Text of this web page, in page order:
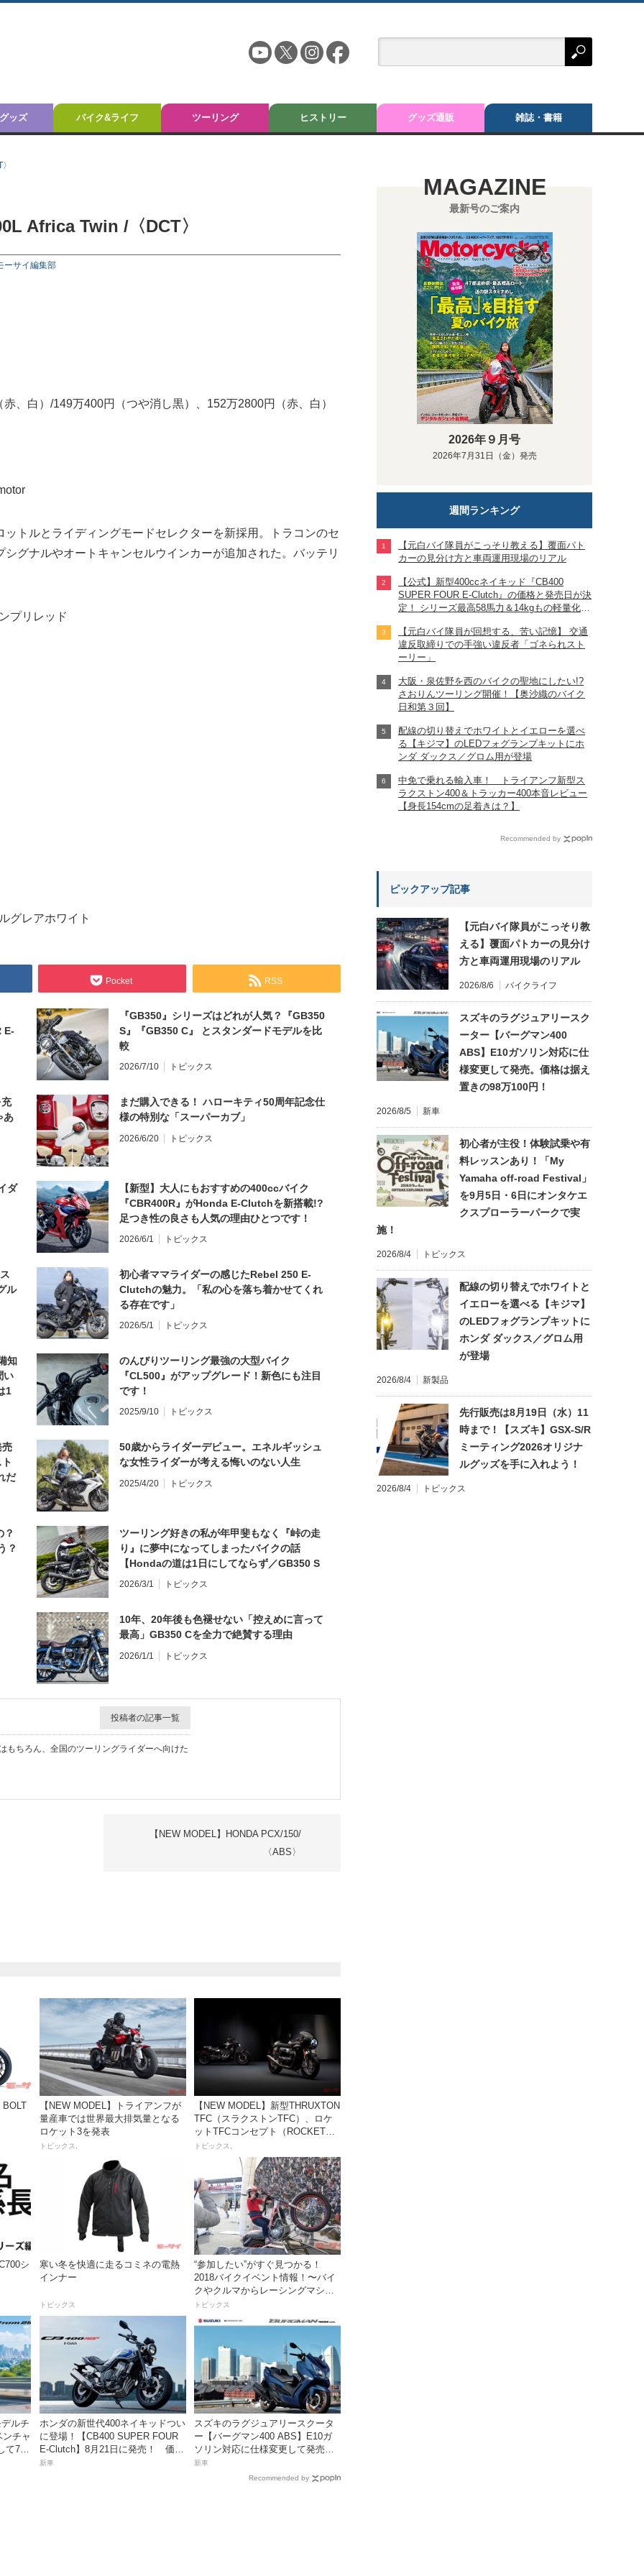
ッズ バイク&ライフ ツーリング ヒストリー グッズ通販 雑誌・書籍
Africa Twin /〈DCT〉
ーサイ編集部
、白）/149万400円（つや消し黒）、152万2800円（赤、白）
トルとライディングモードセレクターを新採用。トラコンのセ
グナルやオートキャンセルウインカーが追加された。バッテリ
プリレッド
グレアホワイト
Pocket RSS
E-
『GB350』シリーズはどれが人気？『GB350
S』『GB350 C』 とスタンダードモデルを比
較
2026/7/10 トピックス
あ
まだ購入できる！ ハローキティ50周年記念仕
様の特別な「スーパーカブ」
2026/6/20 トピックス
ダ
【新型】大人にもおすすめの400ccバイク
『CBR400R』がHonda E-Clutchを新搭載!?
足つき性の良さも人気の理由ひとつです！
2026/6/1 トピックス
ル
初心者ママライダーの感じたRebel 250 E-
Clutchの魅力。「私の心を落ち着かせてくれ
る存在です」
2026/5/1 トピックス
知
い
1
のんびりツーリング最強の大型バイク
『CL500』がアップグレード！新色にも注目
です！
2025/9/10 トピックス
売
だ
50歳からライダーデビュー。エネルギッシュ
な女性ライダーが考える悔いのない人生
2025/4/20 トピックス
？
？
ツーリング好きの私が年甲斐もなく『峠の走
り』に夢中になってしまったバイクの話
【Hondaの道は1日にしてならず／GB350 S
インプレ・レビュー 前編】
2026/3/1 トピックス
10年、20年後も色褪せない「控えめに言って
最高」GB350 Cを全力で絶賛する理由
2026/1/1 トピックス
投稿者の記事一覧
もちろん、全国のツーリングライダーへ向けた
【NEW MODEL】HONDA PCX/150/
〈ABS〉
BOLT
【NEW MODEL】トライアンフが
量産車では世界最大排気量となる
ロケット3を発表
トピックス,
【NEW MODEL】新型THRUXTON
TFC（スラクストンTFC）、ロケ
ットTFCコンセプト（ROCKET
TFC）が発表！
トピックス,
シ
寒い冬を快適に走るコミネの電熱
インナー
トピックス
“参加したい”がすぐ見つかる！
2018バイクイベント情報！〜バイ
クやクルマからレーシングマシン
まで・・・Enjoy Honda 2018〜
トピックス
ルチ
チャ
7月
ホンダの新世代400ネイキッドつい
に登場！【CB400 SUPER FOUR
E-Clutch】8月21日に発売！ 価格
99万8800円
新車
スズキのラグジュアリースクータ
ー【バーグマン400 ABS】E10ガ
ソリン対応に仕様変更して発売。
価格は据え置きの98万100円！
新車
Recommended by
MAGAZINE
最新号のご案内
2026年９月号
2026年7月31日（金）発売
週間ランキング
【元白バイ隊員がこっそり教える】覆面パト
カーの見分け方と車両運用現場のリアル
【公式】新型400ccネイキッド『CB400
SUPER FOUR E-Clutch』の価格と発売日が決
定！ シリーズ最高58馬力＆14kgもの軽量化!?
【Honda2026新車ニュース】
【元白バイ隊員が回想する、苦い記憶】 交通
違反取締りでの手強い違反者「ゴネられスト
ーリー」
大阪・泉佐野を西のバイクの聖地にしたい!?
さおりんツーリング開催！【奥沙織のバイク
日和第３回】
配線の切り替えでホワイトとイエローを選べ
る【キジマ】のLEDフォグランプキットにホ
ンダ ダックス／グロム用が登場
中免で乗れる輸入車！ トライアンフ新型ス
ラクストン400＆トラッカー400本音レビュー
【身長154cmの足着きは？】
Recommended by
ピックアップ記事
【元白バイ隊員がこっそり教
える】覆面パトカーの見分け
方と車両運用現場のリアル
2026/8/6 バイクライフ
スズキのラグジュアリースク
ーター【バーグマン400
ABS】E10ガソリン対応に仕
様変更して発売。価格は据え
置きの98万100円！
2026/8/5 新車
初心者が主役！体験試乗や有
料レッスンあり！「My
Yamaha off-road Festival」
を9月5日・6日にオンタケエ
クスプローラーパークで実
施！
2026/8/4 トピックス
配線の切り替えでホワイトと
イエローを選べる【キジマ】
のLEDフォグランプキットに
ホンダ ダックス／グロム用
が登場
2026/8/4 新製品
先行販売は8月19日（水）11
時まで！【スズキ】GSX-S/R
ミーティング2026オリジナ
ルグッズを手に入れよう！
2026/8/4 トピックス